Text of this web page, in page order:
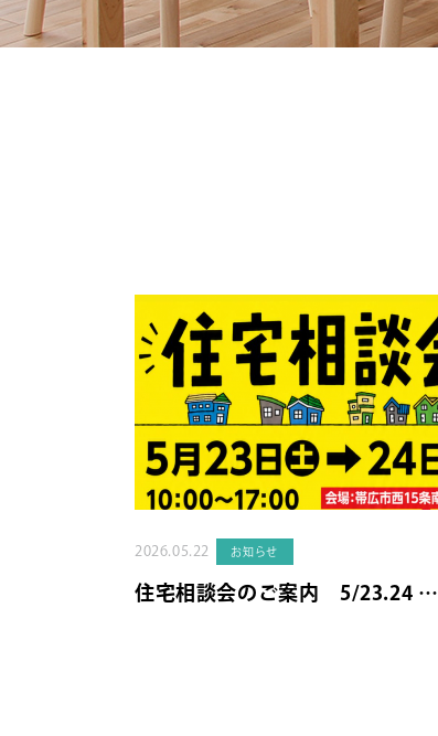
2026.05.22 お知らせ
住宅相談会のご案内 5/23.24 …